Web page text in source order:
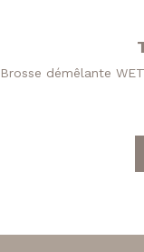
Brosse démêlante